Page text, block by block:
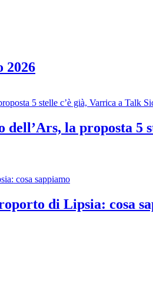
2026
dell’Ars, la proposta
di Lipsia: cosa